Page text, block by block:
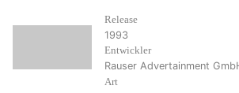
Release
1993
Entwickler
Rauser Advertainment
Art